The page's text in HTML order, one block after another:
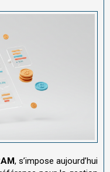
, s’impose aujourd’hui